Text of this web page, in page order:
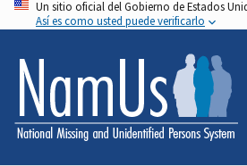
Pasar
al
contenido
principal
Un sitio oficial del Gobierno de Estados
Así es como usted puede verificarlo